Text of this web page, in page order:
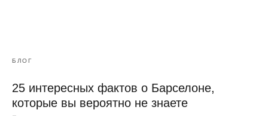
БЛОГ
25 интересных фактов о Барселоне,
которые вы вероятно не знаете